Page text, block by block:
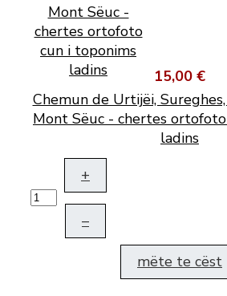
15,00 €
Chemun de Urtijëi,
Mont Sëuc - chertes
ladins
+
–
mëte te cëst